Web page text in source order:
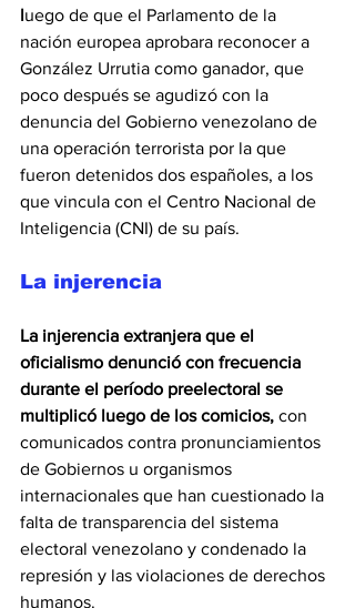
luego de que el Parlamento de la
nación europea aprobara reconocer a
González Urrutia como ganador, que
poco después se agudizó con la
denuncia del Gobierno venezolano de
una operación terrorista por la que
fueron detenidos dos españoles, a los
que vincula con el Centro Nacional de
Inteligencia (CNI) de su país.
La injerencia
La injerencia extranjera que el
oficialismo denunció con frecuencia
durante el período preelectoral se
multiplicó luego de los comicios, con
comunicados contra pronunciamientos
de Gobiernos u organismos
internacionales que han cuestionado la
falta de transparencia del sistema
electoral venezolano y condenado la
represión y las violaciones de derechos
humanos.